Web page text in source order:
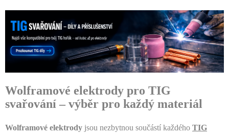
Wolframové elektrody pro TIG
svařování – výběr pro každý materiál
Wolframové elektrody jsou nezbytnou součástí každého TIG